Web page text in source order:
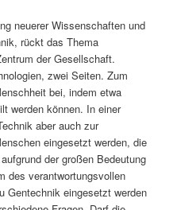
neuerer Wissenschaften und
rückt das Thema
der Gesellschaft.
zwei Seiten. Zum
bei, indem etwa
werden können. In einer
aber auch zur
eingesetzt werden, die
der großen Bedeutung
des verantwortungsvollen
Gentechnik eingesetzt werden